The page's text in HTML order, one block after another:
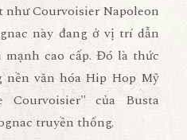
Courvoisier Napoleon
này đang ở vị trí dẫn
cao cấp. Đó là thức
nền văn hóa Hip Hop Mỹ
của Busta
truyền thống.